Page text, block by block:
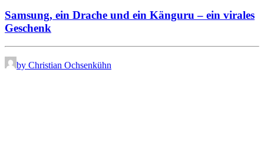
Samsung, ein Drache und ein Känguru – ein virales
Geschenk
by Christian Ochsenkühn